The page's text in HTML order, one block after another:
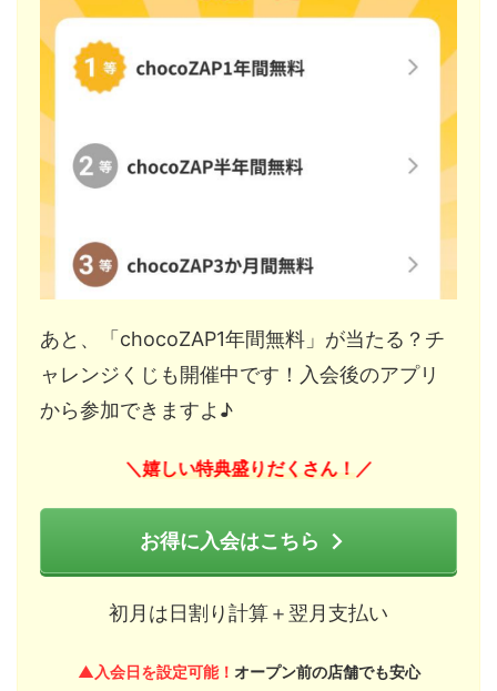
あと、「chocoZAP1年間無料」が当たる？チ
ャレンジくじも開催中です！入会後のアプリ
から参加できますよ♪
＼ 嬉しい特典盛りだくさん！ ／
お得に入会はこちら
初月は日割り計算＋翌月支払い
▲入会日を設定可能！ オープン前の店舗でも安心